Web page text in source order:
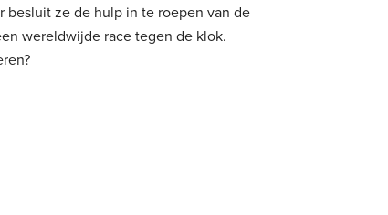
besluit ze de hulp in te roepen van de
wereldwijde race tegen de klok.